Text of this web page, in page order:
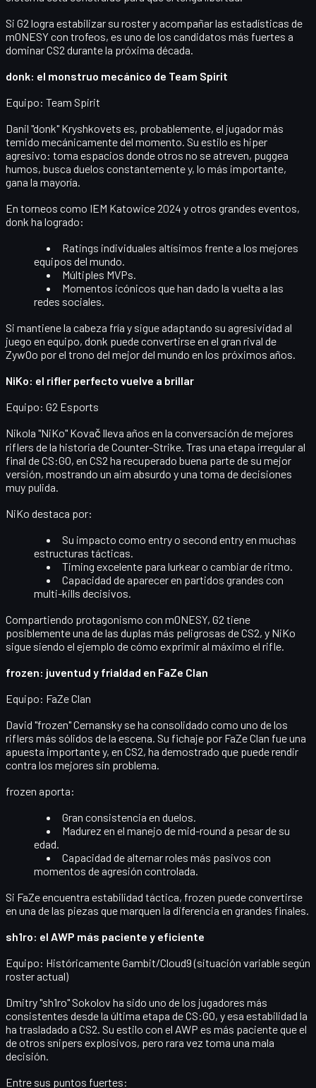
Si G2 logra estabilizar su roster y acompañar las estadísticas de
m0NESY con trofeos, es uno de los candidatos más fuertes a
dominar CS2 durante la próxima década.
donk: el monstruo mecánico de Team Spirit
Equipo: Team Spirit
Danil "donk" Kryshkovets es, probablemente, el jugador más
temido mecánicamente del momento. Su estilo es hiper
agresivo: toma espacios donde otros no se atreven, puggea
humos, busca duelos constantemente y, lo más importante,
gana la mayoría.
En torneos como IEM Katowice 2024 y otros grandes eventos,
donk ha logrado:
Ratings individuales altísimos frente a los mejores
equipos del mundo.
Múltiples MVPs.
Momentos icónicos que han dado la vuelta a las
redes sociales.
Si mantiene la cabeza fría y sigue adaptando su agresividad al
juego en equipo, donk puede convertirse en el gran rival de
ZywOo por el trono del mejor del mundo en los próximos años.
NiKo: el rifler perfecto vuelve a brillar
Equipo: G2 Esports
Nikola "NiKo" Kovač lleva años en la conversación de mejores
riflers de la historia de Counter-Strike. Tras una etapa irregular al
final de CS:GO, en CS2 ha recuperado buena parte de su mejor
versión, mostrando un aim absurdo y una toma de decisiones
muy pulida.
NiKo destaca por:
Su impacto como entry o second entryen muchas
estructuras tácticas.
Timing excelente para lurkear o cambiar de ritmo.
Capacidad de aparecer en partidos grandes con
multi-kills decisivos.
Compartiendo protagonismo con m0NESY, G2 tiene
posiblemente una de las duplas más peligrosas de CS2, y NiKo
sigue siendo el ejemplo de cómo exprimir al máximo el rifle.
frozen: juventud y frialdad en FaZe Clan
Equipo: FaZe Clan
David "frozen" Cernansky se ha consolidado como uno de los
riflers más sólidos de la escena. Su fichaje por FaZe Clan fue una
apuesta importante y, en CS2, ha demostrado que puede rendir
contra los mejores sin problema.
frozen aporta:
Gran consistencia en duelos.
Madurez en el manejo de mid-round a pesar de su
edad.
Capacidad de alternar roles más pasivos con
momentos de agresión controlada.
Si FaZe encuentra estabilidad táctica, frozen puede convertirse
en una de las piezas que marquen la diferencia en grandes finales.
sh1ro: el AWP más paciente y eficiente
Equipo: Históricamente Gambit/Cloud9 (situación variable según
roster actual)
Dmitry "sh1ro" Sokolov ha sido uno de los jugadores más
consistentes desde la última etapa de CS:GO, y esa estabilidad la
ha trasladado a CS2. Su estilo con el AWP es más paciente que el
de otros snipers explosivos, pero rara vez toma una mala
decisión.
Entre sus puntos fuertes: